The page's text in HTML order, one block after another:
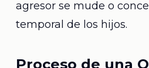
agresor se mude o
temporal de los hijos.
Proceso de una